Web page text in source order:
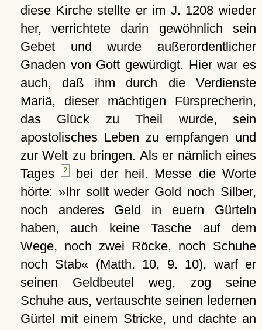
diese Kirche stellte er im J. 1208 wieder
her, verrichtete darin gewöhnlich sein
Gebet und wurde außerordentlicher
Gnaden von Gott gewürdigt. Hier war es
auch, daß ihm durch die Verdienste
Mariä, dieser mächtigen Fürsprecherin,
das Glück zu Theil wurde, sein
apostolisches Leben zu empfangen und
zur Welt zu bringen. Als er nämlich eines
Tages 2
bei der heil. Messe die Worte
hörte: »Ihr sollt weder Gold noch Silber,
noch anderes Geld in euern Gürteln
haben, auch keine Tasche auf dem
Wege, noch zwei Röcke, noch Schuhe
noch Stab« (Matth. 10, 9. 10), warf er
seinen Geldbeutel weg, zog seine
Schuhe aus, vertauschte seinen ledernen
Gürtel mit einem Stricke, und dachte an